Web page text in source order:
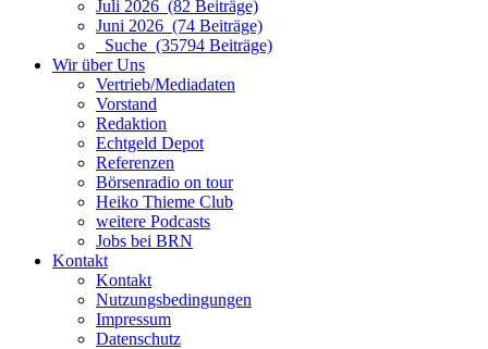
Juli 2026 (82 Beiträge)
Juni 2026 (74 Beiträge)
Suche (35794 Beiträge)
Wir über Uns
Vertrieb/Mediadaten
Vorstand
Redaktion
Echtgeld Depot
Referenzen
Börsenradio on tour
Heiko Thieme Club
weitere Podcasts
Jobs bei BRN
Kontakt
Kontakt
Nutzungsbedingungen
Impressum
Datenschutz